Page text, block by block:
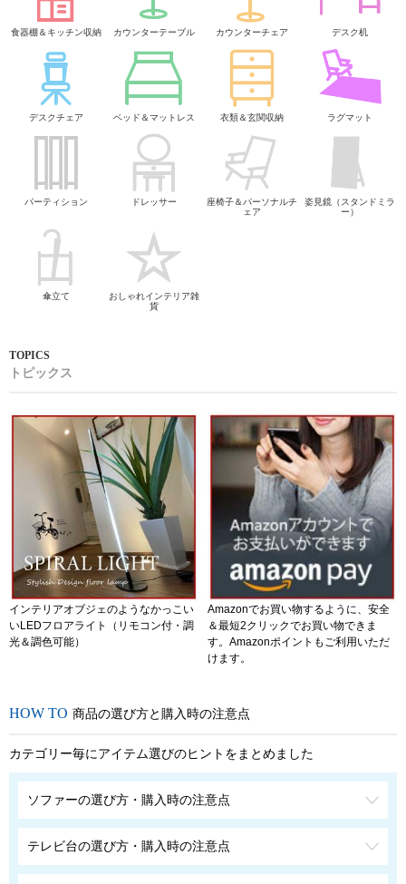
食器棚＆キッチン収納 カウンターテーブル カウンターチェア デスク机
デスクチェア ベッド＆マットレス 衣類＆玄関収納 ラグマット
パーティション ドレッサー
座椅子＆パーソナルチ
ェア
姿見鏡（スタンドミラ
ー）
傘立て
おしゃれインテリア雑
貨
トピックス
インテリアオブジェのようなかっこい
いLEDフロアライト（リモコン付・調
光＆調色可能）
Amazonでお買い物するように、安全
＆最短2クリックでお買い物できま
す。Amazonポイントもご利用いただ
けます。
商品の選び方と購入時の注意点
カテゴリー毎にアイテム選びのヒントをまとめました
ソファーの選び方・購入時の注意点
テレビ台の選び方・購入時の注意点